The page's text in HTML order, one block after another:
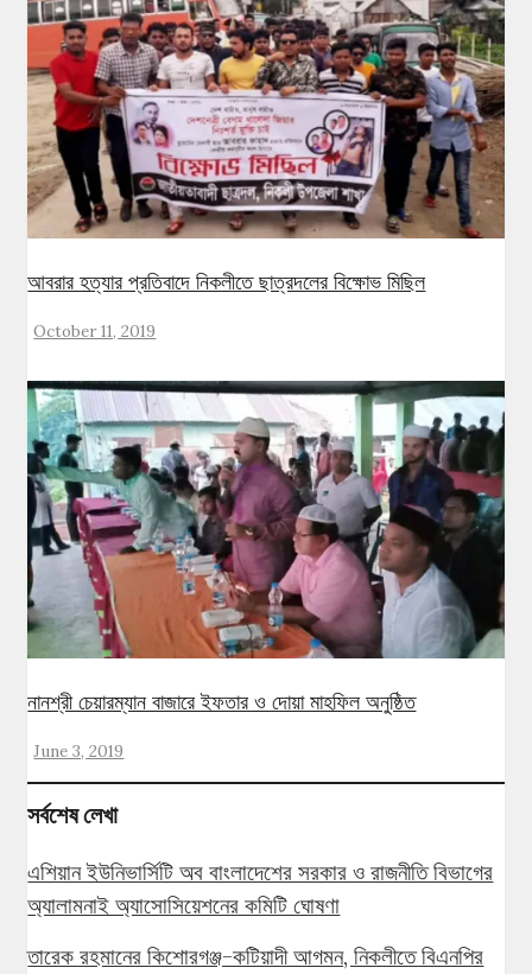
আবরার হত্যার প্রতিবাদে নিকলীতে ছাত্রদলের বিক্ষোভ মিছিল
October 11, 2019
নানশ্রী চেয়ারম্যান বাজারে ইফতার ও দোয়া মাহফিল অনুষ্ঠিত
June 3, 2019
সর্বশেষ লেখা
এশিয়ান ইউনিভার্সিটি অব বাংলাদেশের সরকার ও রাজনীতি বিভাগের
অ্যালামনাই অ্যাসোসিয়েশনের কমিটি ঘোষণা
তারেক রহমানের কিশোরগঞ্জ-কটিয়াদী আগমন, নিকলীতে বিএনপির